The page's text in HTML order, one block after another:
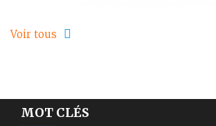
Voir tous
MOT CLÉS